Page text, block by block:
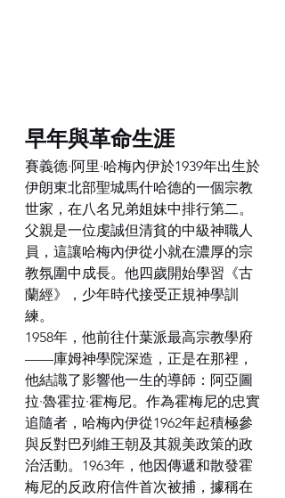
早年與革命生涯
賽義德·阿里·哈梅內伊於1939年出生於
伊朗東北部聖城馬什哈德的一個宗教
世家，在八名兄弟姐妹中排行第二。
父親是一位虔誠但清貧的中級神職人
員，這讓哈梅內伊從小就在濃厚的宗
教氛圍中成長。他四歲開始學習《古
蘭經》，少年時代接受正規神學訓
練。
1958年，他前往什葉派最高宗教學府
——庫姆神學院深造，正是在那裡，
他結識了影響他一生的導師：阿亞圖
拉·魯霍拉·霍梅尼。作為霍梅尼的忠實
追隨者，哈梅內伊從1962年起積極參
與反對巴列維王朝及其親美政策的政
治活動。1963年，他因傳遞和散發霍
梅尼的反政府信件首次被捕，據稱在